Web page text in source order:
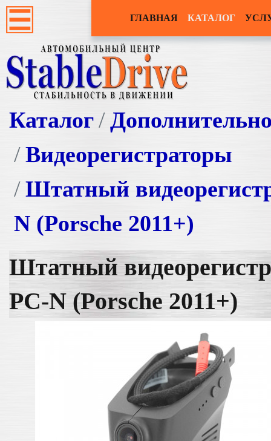
ГЛАВНАЯ КАТАЛОГ
Каталог
Видеорегистраторы
Штатный
N (Porsche 2011+)
Штатный
PC-N (Porsche 2011+)